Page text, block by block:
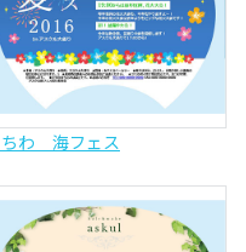
ちわ 海フェス